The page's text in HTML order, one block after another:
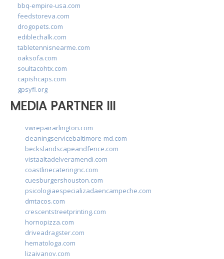
bbq-empire-usa.com
feedstoreva.com
drogopets.com
ediblechalk.com
tabletennisnearme.com
oaksofa.com
soultacohtx.com
capishcaps.com
gpsyfl.org
MEDIA PARTNER III
vwrepairarlington.com
cleaningservicebaltimore-md.com
beckslandscapeandfence.com
vistaaltadelveramendi.com
coastlinecateringnc.com
cuesburgershouston.com
psicologiaespecializadaencampeche.com
dmtacos.com
crescentstreetprinting.com
hornopizza.com
driveadragster.com
hematologa.com
lizaivanov.com